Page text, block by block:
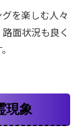
を楽しむ人々
面状況も良く
現象